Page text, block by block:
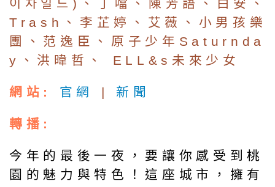
이차일드)、丁噹、陳芳語、白安、
Trash、李芷婷、艾薇、小男孩樂
團、范逸臣、原子少年Saturnda
y、洪暐哲、 ELL&s未來少女
網站: 官網 | 新聞
轉播:
今年的最後一夜，要讓你感受到桃
園的魅力與特色！這座城市，擁有